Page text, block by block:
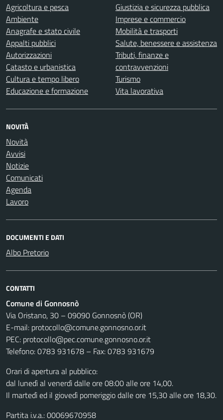
Agricoltura e pesca
Ambiente
Anagrafe e stato civile
Appalti pubblici
Autorizzazioni
Catasto e urbanistica
Cultura e tempo libero
Educazione e formazione
Giustizia e sicurezza pubblica
Imprese e commercio
Mobilità e trasporti
Salute, benessere e assistenza
Tributi, finanze e
contravvenzioni
Turismo
Vita lavorativa
NOVITÀ
Novità
Avvisi
Notizie
Comunicati
Agenda
Lavoro
DOCUMENTI E DATI
Albo Pretorio
CONTATTI
Comune di Gonnosnò
Via Oristano, 30 – 09090 Gonnosnò (OR)
E-mail: protocollo@comune.gonnosno.or.it
PEC: protocollo@pec.comune.gonnosno.or.it
Telefono: 0783 931678 – Fax: 0783 931679
Orari di apertura al pubblico:
dal lunedì al venerdì dalle ore 08:00 alle ore 14,00.
Il martedì ed il giovedì pomeriggio dalle ore 15,30 alle ore 18,30.
Partita i.v.a.: 00069670958